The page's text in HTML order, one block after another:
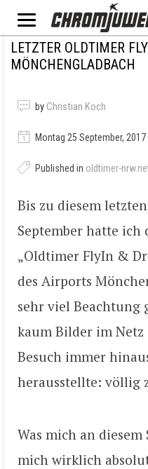
LETZTER OLDTIMER
MÖNCHENGLADBACH
by Christian Koch
Montag 25 September, 2017
Published in oldtimer-
Bis zu diesem
September hatte ich
„Oldtimer FlyIn &
des Airports
sehr viel Beachtung
kaum Bilder im
Besuch immer
herausstellte: völlig
Was mich an
mich wirklich